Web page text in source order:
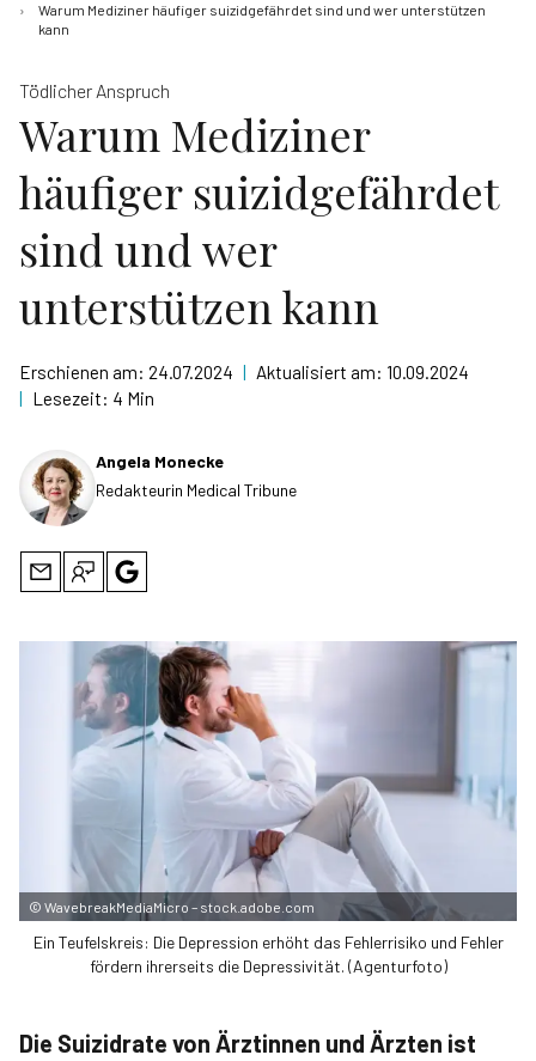
Warum Mediziner häufiger suizidgefährdet sind und wer unterstützen
kann
Tödlicher Anspruch
Warum Mediziner
häufiger suizidgefährdet
sind und wer
unterstützen kann
Erschienen am: 24.07.2024 | Aktualisiert am: 10.09.2024
| Lesezeit: 4 Min
Angela Monecke
Redakteurin Medical Tribune
© WavebreakMediaMicro – stock.adobe.com
Ein Teufelskreis: Die Depression erhöht das Fehlerrisiko und Fehler
fördern ihrerseits die Depressivität. (Agenturfoto)
Die Suizidrate von Ärztinnen und Ärzten ist